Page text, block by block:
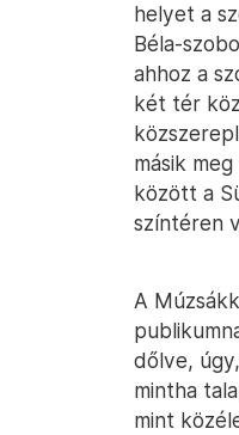
helyet a
Béla-
ahhoz a
két tér
másik
között a
színtéren
A
dőlve,
mintha
mint